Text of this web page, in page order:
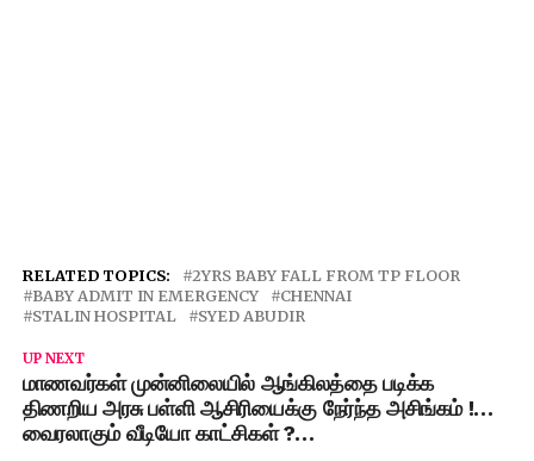
RELATED TOPICS:
2YRS BABY FALL FROM TP FLOOR
BABY ADMIT IN EMERGENCY
CHENNAI
STALIN HOSPITAL
SYED ABUDIR
UP NEXT
மாணவர்கள் முன்னிலையில் ஆங்கிலத்தை படிக்க
திணறிய அரசு பள்ளி ஆசிரியைக்கு நேர்ந்த அசிங்கம் !…
வைரலாகும் வீடியோ காட்சிகள் ?…